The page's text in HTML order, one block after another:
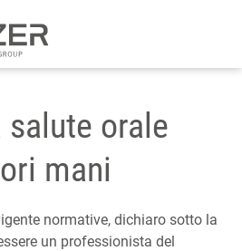
salute orale
mani
normative, dichiaro sotto la
un professionista del